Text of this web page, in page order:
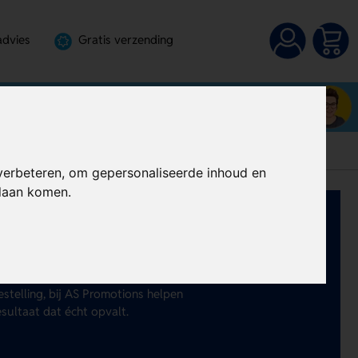
om gepersonaliseerde inhoud en
komen.
Gratis verzending
bij AS Promotions helpen
dat écht opvalt.